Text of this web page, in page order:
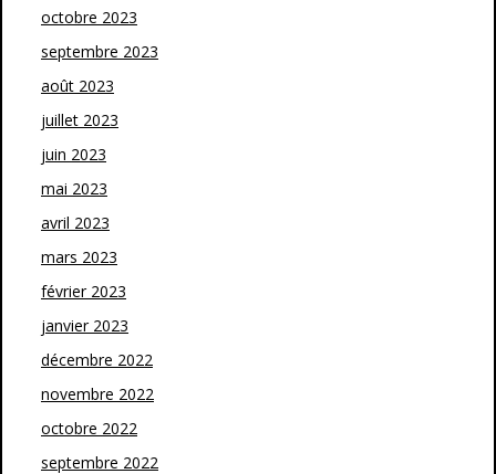
octobre 2023
septembre 2023
août 2023
juillet 2023
juin 2023
mai 2023
avril 2023
mars 2023
février 2023
janvier 2023
décembre 2022
novembre 2022
octobre 2022
septembre 2022